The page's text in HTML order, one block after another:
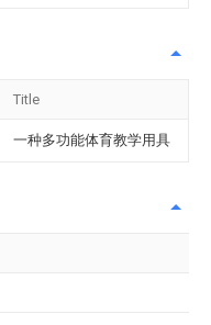
Title
一种多功能体育教学用具